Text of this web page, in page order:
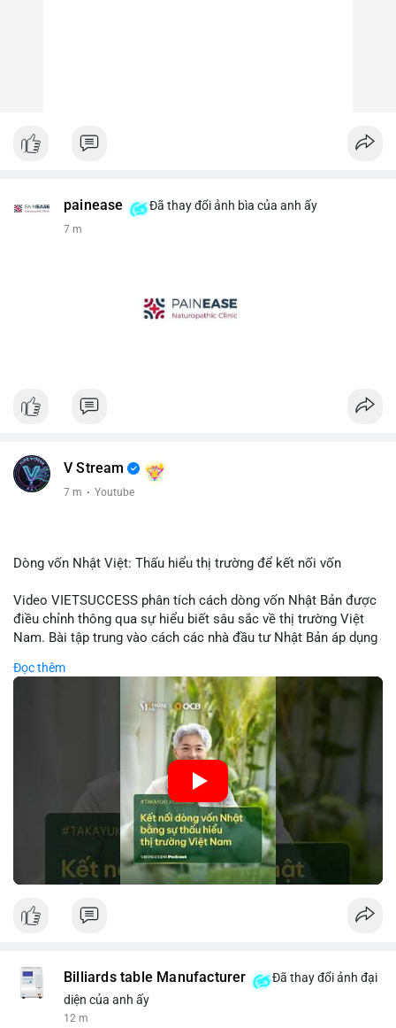
painease Đã thay đổi ảnh bìa của anh ấy
7 m
V Stream
7 m · Youtube
Dòng vốn Nhật Việt: Thấu hiểu thị trường để kết nối vốn
Video VIETSUCCESS phân tích cách dòng vốn Nhật Bản được
điều chỉnh thông qua sự hiểu biết sâu sắc về thị trường Việt
Nam. Bài tập trung vào cách các nhà đầu tư Nhật Bản áp dụng
đầu tư trực tiếp vào doanh nghiệp đến việc giao dịch tài chính.
Kết nối này không chỉ tạo cơ hội tăng trưởng cho Việt Nam mà
còn tạo ra động lực cho thị trường crypto địa phương khi các
nhà đầu tư đa quốc gia tìm kiếm cơ hội đa dạng. Các yếu tố
như chính sách tài chính Việt Nam, xu hướng đầu tư ESG, và
ổn định thị trường sẽ ảnh hưởng trực tiếp đến lưu lượng vốn
nhập khẩu từ Nhật Bản. Bài cũng nhấn mạnh vai trò của thông
tin thị trường chính xác trong việc giảm rủi ro khi kết nối các
thị trường khác nhau.
🎥 Xem video trực tiếp tại:
Đọc thêm
Billiards table Manufacturer
Đã thay đổi ảnh đại
diện của anh ấy
12 m